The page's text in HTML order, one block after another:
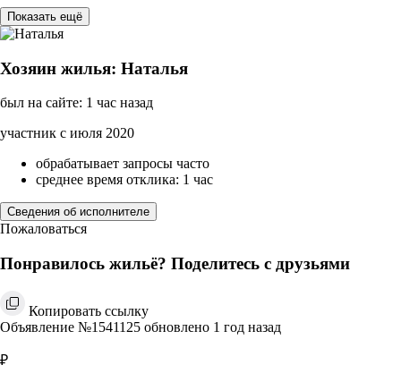
Показать ещё
Хозяин жилья: Наталья
был на сайте: 1 час назад
участник с июля 2020
обрабатывает запросы часто
среднее время отклика: 1 час
Сведения об исполнителе
Пожаловаться
Понравилось жильё? Поделитесь с друзьями
Копировать ссылку
Объявление №1541125 обновлено 1 год назад
₽